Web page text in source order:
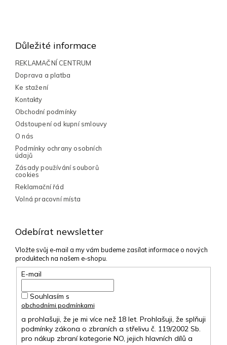
Odebírat newsletter
Vložte svůj e-mail a my vám budeme zasílat informace o nových
produktech na našem e-shopu.
E-mail
Souhlasím s
obchodními podmínkami
a prohlašuji, že je mi více než 18 let. Prohlašuji, že splňuji
podmínky zákona o zbraních a střelivu č. 119/2002 Sb.
pro nákup zbraní kategorie NO, jejich hlavních dílů a
Důležité informace
REKLAMAČNÍ CENTRUM
Doprava a platba
Ke stažení
Kontakty
Obchodní podmínky
Odstoupení od kupní smlouvy
O nás
Podmínky ochrany osobních
údajů
Zásady používání souborů
cookies
Reklamační řád
Volná pracovní místa